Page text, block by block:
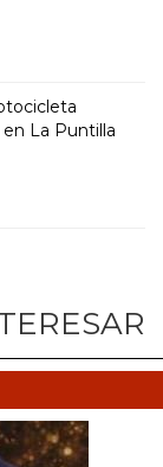
La Puntilla